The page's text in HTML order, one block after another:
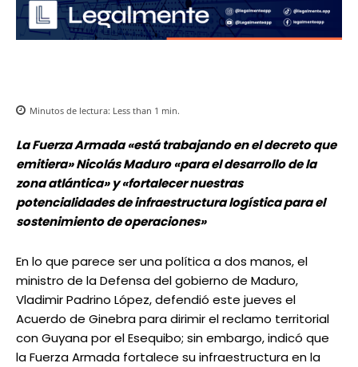
Minutos de lectura: Less than 1 min.
La Fuerza Armada «está trabajando en el decreto que
emitiera» Nicolás Maduro «para el desarrollo de la
zona atlántica» y «fortalecer nuestras
potencialidades de infraestructura logística para el
sostenimiento de operaciones»
En lo que parece ser una política a dos manos, el
ministro de la Defensa del gobierno de Maduro,
Vladimir Padrino López, defendió este jueves el
Acuerdo de Ginebra para dirimir el reclamo territorial
con Guyana por el Esequibo; sin embargo, indicó que
la Fuerza Armada fortalece su infraestructura en la